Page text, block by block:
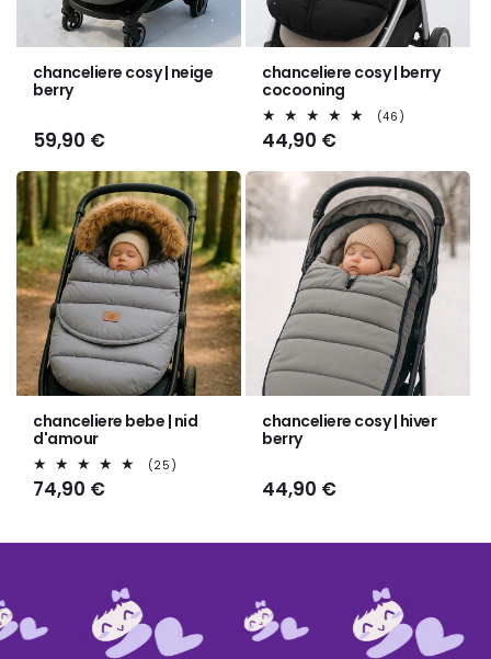
chanceliere cosy | neige
berry
Prix
59,90 €
chanceliere cosy | berry
cocooning
(46)
Prix
44,90 €
chanceliere bebe | nid
d'amour
(25)
Prix
74,90 €
chanceliere cosy | hiver
berry
Prix
44,90 €